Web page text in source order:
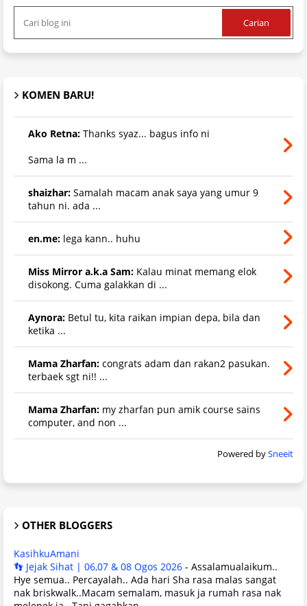
KOMEN BARU!
Ako Retna: Thanks syaz... bagus info ni
Sama la m ...
shaizhar: Samalah macam anak saya yang umur 9
tahun ni. ada ...
en.me: lega kann.. huhu
Miss Mirror a.k.a Sam: Kalau minat memang elok
disokong. Cuma galakkan di ...
Aynora: Betul tu, kita raikan impian depa, bila dan
ketika ...
Mama Zharfan: congrats adam dan rakan2 pasukan.
terbaek sgt ni!! ...
Mama Zharfan: my zharfan pun amik course sains
computer, and non ...
Powered bySneeit
OTHER BLOGGERS
KasihkuAmani
👣 Jejak Sihat | 06,07 & 08 Ogos 2026 - Assalamualaikum..
Hye semua.. Percayalah.. Ada hari Sha rasa malas sangat
nak briskwalk..Macam semalam, masuk ja rumah rasa nak